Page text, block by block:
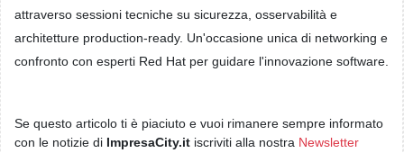
attraverso sessioni tecniche su sicurezza, osservabilità e
architetture production-ready. Un'occasione unica di networking e
confronto con esperti Red Hat per guidare l'innovazione software.
Se questo articolo ti è piaciuto e vuoi rimanere sempre informato
con le notizie di ImpresaCity.it iscriviti alla nostra Newsletter